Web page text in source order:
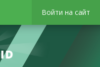
Войти на сайт